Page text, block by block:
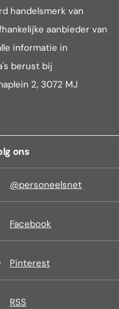
handelsmerk van
aanbieder van
informatie in
berust bij
2, 3072 MJ
ons
@personeelsnet
Facebook
Pinterest
RSS